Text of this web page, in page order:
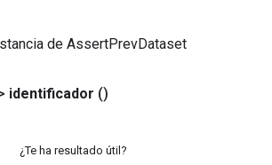
de AssertPrevDataset
identificador ()
¿Te ha resultado útil?